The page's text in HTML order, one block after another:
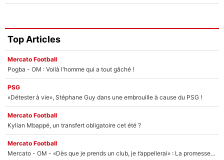
Top Articles
Mercato Football
Pogba - OM : Voilà l'homme qui a tout gâché !
PSG
«Détester à vie», Stéphane Guy dans une embrouille à cause du PSG !
Mercato Football
Kylian Mbappé, un transfert obligatoire cet été ?
Mercato Football
Mercato - OM - «Dès que je prends un club, je t’appellerai» : La promesse de Marcelino au moment de claquer la porte